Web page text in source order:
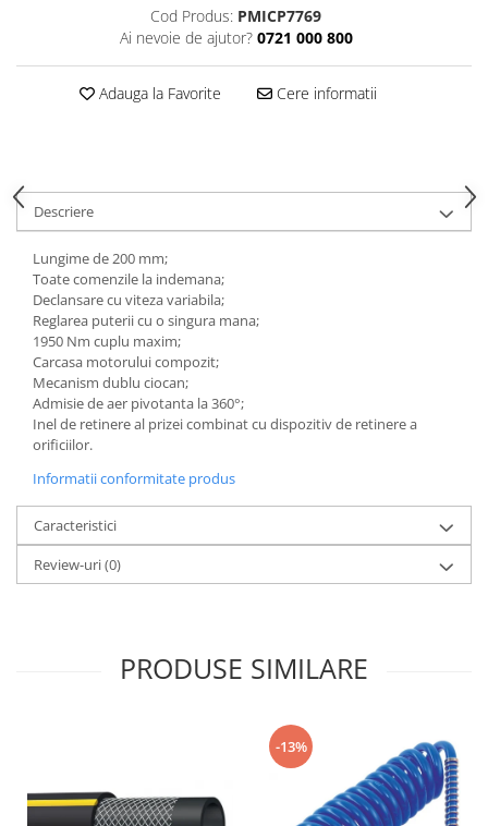
Cod Produs: PMICP7769
Ai nevoie de ajutor? 0721 000 800
Adauga la Favorite Cere informatii
Descriere
Lungime de 200 mm;
Toate comenzile la indemana;
Declansare cu viteza variabila;
Reglarea puterii cu o singura mana;
1950 Nm cuplu maxim;
Carcasa motorului compozit;
Mecanism dublu ciocan;
Admisie de aer pivotanta la 360°;
Inel de retinere al prizei combinat cu dispozitiv de retinere a
orificiilor.
Informatii conformitate produs
Caracteristici
Review-uri(0)
PRODUSE SIMILARE
-13%